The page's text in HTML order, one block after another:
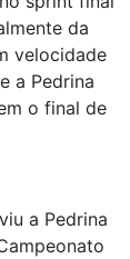
da
velocidade
a Pedrina
o final de
a Pedrina